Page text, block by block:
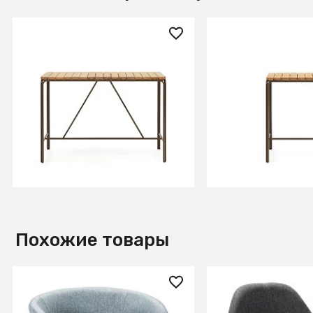
Salguer Барный стол из
массива акации и
коричневой стали Ø 140 x 70
Salguer Барный
Похожие товары
16 070 ₽ 17 140 ₽